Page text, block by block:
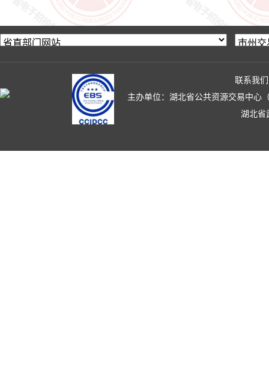
联系我们
主办单位：湖北省公共资源交易中心
湖北省